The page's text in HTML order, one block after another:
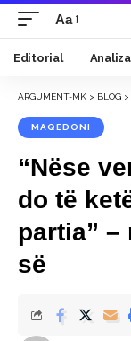
Font
Resizer
Aa
Editorial Analiza
ARGUMENT-MK > BLOG >
MAQEDONI
“Nëse
do të
partia” –
së